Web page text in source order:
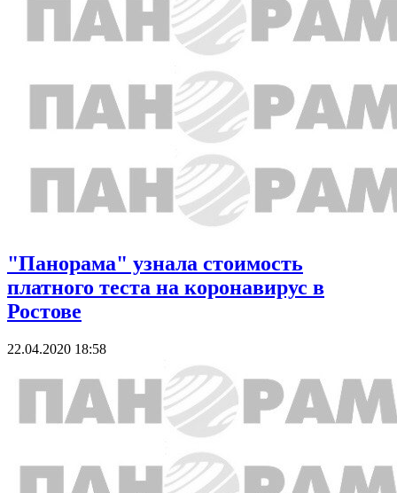
"Панорама" узнала стоимость
платного теста на коронавирус в
Ростове
22.04.2020 18:58